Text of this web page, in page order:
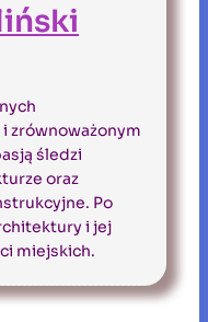
zrównoważonym
śledzi
oraz
Po
i jej
miejskich.